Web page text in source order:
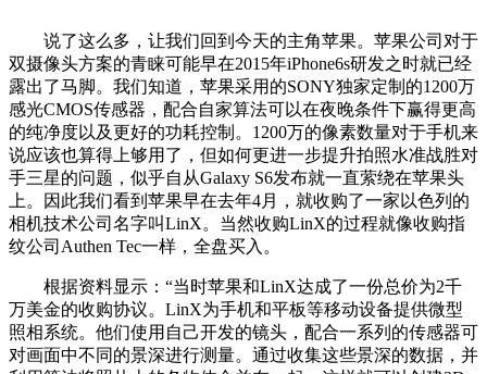
说了这么多，让我们回到今天的主角苹果。苹果公司对于
双摄像头方案的青睐可能早在2015年iPhone6s研发之时就已经
露出了马脚。我们知道，苹果采用的SONY独家定制的1200万
感光CMOS传感器，配合自家算法可以在夜晚条件下赢得更高
的纯净度以及更好的功耗控制。1200万的像素数量对于手机来
说应该也算得上够用了，但如何更进一步提升拍照水准战胜对
手三星的问题，似乎自从Galaxy S6发布就一直萦绕在苹果头
上。因此我们看到苹果早在去年4月，就收购了一家以色列的
相机技术公司名字叫LinX。当然收购LinX的过程就像收购指
纹公司Authen Tec一样，全盘买入。
根据资料显示：“当时苹果和LinX达成了一份总价为2千
万美金的收购协议。LinX为手机和平板等移动设备提供微型
照相系统。他们使用自己开发的镜头，配合一系列的传感器可
对画面中不同的景深进行测量。通过收集这些景深的数据，并